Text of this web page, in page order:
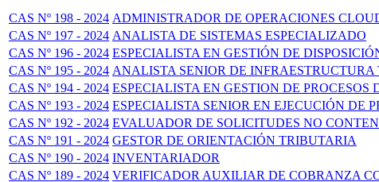
CAS Nº 198 - 2024 ADMINISTRADOR DE OPERACIONES
CAS Nº 197 - 2024 ANALISTA DE SISTEMAS ESPECIALIZADO
CAS Nº 196 - 2024 ESPECIALISTA EN GESTIÓN DE
CAS Nº 195 - 2024 ANALISTA SENIOR DE
CAS Nº 194 - 2024 ESPECIALISTA EN GESTION DE PROCESOS
CAS Nº 193 - 2024 ESPECIALISTA SENIOR EN EJECUCIÓN DE
CAS Nº 192 - 2024 EVALUADOR DE SOLICITUDES NO
CAS Nº 191 - 2024 GESTOR DE ORIENTACIÓN TRIBUTARIA
CAS Nº 190 - 2024 INVENTARIADOR
CAS Nº 189 - 2024 VERIFICADOR AUXILIAR DE COBRANZA